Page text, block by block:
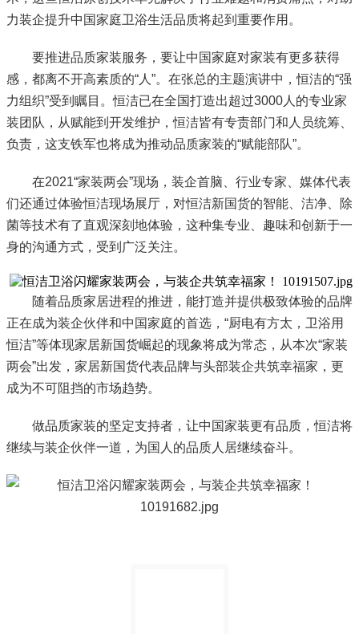
力装企提升中国家庭卫浴生活品质将起到重要作用。
要推进品质家装服务，要让中国家庭对家装有更多获得
感，都离不开高素质的“人”。在张总的主题演讲中，恒洁的“强
力组织”受到瞩目。恒洁已在全国打造出超过3000人的专业家
装团队，从赋能到开发维护，恒洁皆有专责部门和人员统筹、
负责，这支铁军也将成为推动品质家装的“赋能部队”。
在2021“家装两会”现场，装企首脑、行业专家、媒体代表
们还通过体验恒洁现场展厅，对恒洁新国货的智能、洁净、除
菌等技术有了直观深刻地体验，这种集专业、趣味和创新于一
身的沟通方式，受到广泛关注。
随着品质家居进程的推进，能打造并提供极致体验的品牌
正在成为装企伙伴和中国家庭的首选，“厨电有方太，卫浴用
恒洁”等体现家居新国货崛起的现象将成为常态，从本次“家装
两会”出发，家居新国货代表品牌与头部装企共筑幸福家，更
成为不可阻挡的市场趋势。
做品质家装的坚定支持者，让中国家装更有品质，恒洁将
继续与装企伙伴一道，为国人的品质人居继续奋斗。